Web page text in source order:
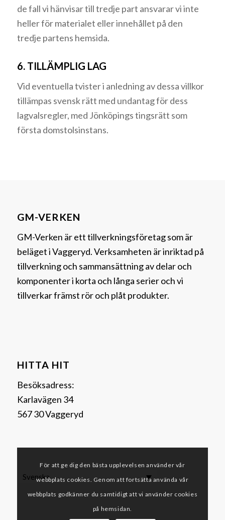
de fall vi hänvisar till tredje part ansvarar vi inte
heller för materialet eller innehållet på den
tredje partens hemsida.
6. TILLÄMPLIG LAG
Vid eventuella tvister i anledning av dessa villkor
tillämpas svensk rätt med undantag för dess
lagvalsregler, med Jönköpings tingsrätt som
första domstolsinstans.
GM-VERKEN
GM-Verken är ett tillverkningsföretag som är
beläget i Vaggeryd. Verksamheten är inriktad på
tillverkning och sammansättning av delar och
komponenter i korta och långa serier och vi
tillverkar främst rör och plåt produkter.
HITTA HIT
Besöksadress:
Karlavägen 34
567 30 Vaggeryd
Svenska
För att ge dig den bästa upplevelsen använder vår
webbplats cookies. Genom att fortsätta använda vår
webbplats godkänner du samtidigt att vi använder cookies
på hemsidan.